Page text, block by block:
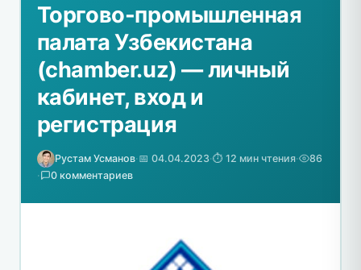
Торгово-промышленная
палата Узбекистана
(chamber.uz) — личный
кабинет, вход и
регистрация
Рустам Усманов·📅 04.04.2023·⏱️ 12 мин чтения·
86
·
0 комментариев